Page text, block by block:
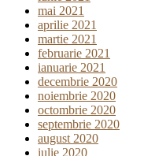
mai 2021
aprilie 2021
martie 2021
februarie 2021
ianuarie 2021
decembrie 2020
noiembrie 2020
octombrie 2020
septembrie 2020
august 2020
iulie 2020